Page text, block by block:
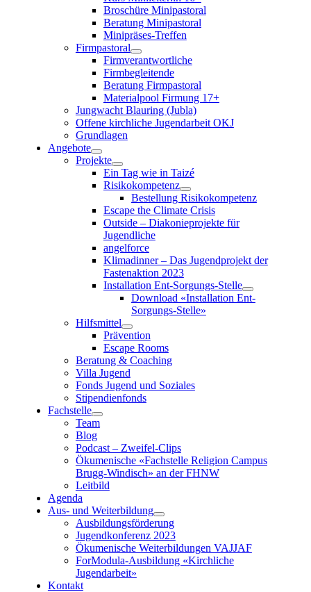
Broschüre Minipastoral
Beratung Minipastoral
Minipräses-Treffen
Firmpastoral
Firmverantwortliche
Firmbegleitende
Beratung Firmpastoral
Materialpool Firmung 17+
Jungwacht Blauring (Jubla)
Offene kirchliche Jugendarbeit OKJ
Grundlagen
Angebote
Projekte
Ein Tag wie in Taizé
Risikokompetenz
Bestellung Risikokompetenz
Escape the Climate Crisis
Outside – Diakonieprojekte für
Jugendliche
angelforce
Klimadinner – Das Jugendprojekt der
Fastenaktion 2023
Installation Ent-Sorgungs-Stelle
Download «Installation Ent-
Sorgungs-Stelle»
Hilfsmittel
Prävention
Escape Rooms
Beratung & Coaching
Villa Jugend
Fonds Jugend und Soziales
Stipendienfonds
Fachstelle
Team
Blog
Podcast – Zweifel-Clips
Ökumenische «Fachstelle Religion Campus
Brugg-Windisch» an der FHNW
Leitbild
Agenda
Aus- und Weiterbildung
Ausbildungsförderung
Jugendkonferenz 2023
Ökumenische Weiterbildungen VAJJAF
ForModula-Ausbildung «Kirchliche
Jugendarbeit»
Kontakt